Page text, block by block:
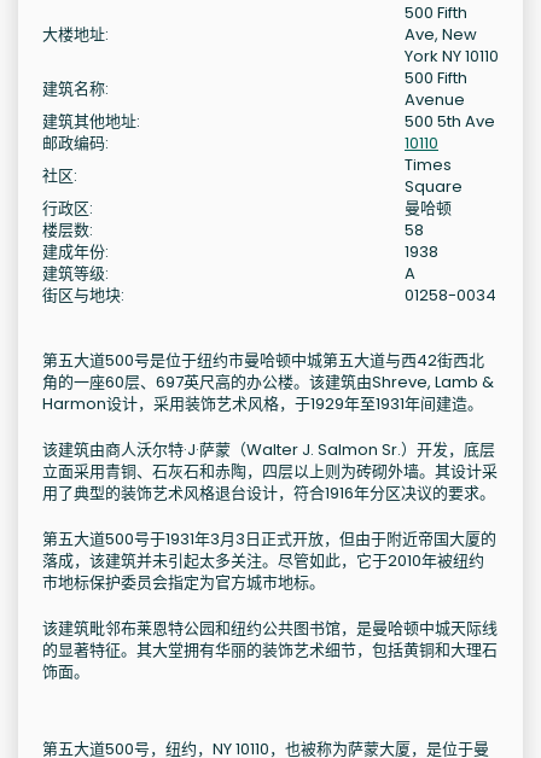
大楼地址:
500 Fifth
Ave, New
York NY 10110
建筑名称:
500 Fifth
Avenue
建筑其他地址:
500 5th Ave
邮政编码:
10110
社区:
Times
Square
行政区:
曼哈顿
楼层数:
58
建成年份:
1938
建筑等级:
A
街区与地块:
01258-0034
第五大道500号是位于纽约市曼哈顿中城第五大道与西42街西北
角的一座60层、697英尺高的办公楼。该建筑由Shreve, Lamb &
Harmon设计，采用装饰艺术风格，于1929年至1931年间建造。
该建筑由商人沃尔特·J·萨蒙（Walter J. Salmon Sr.）开发，底层
立面采用青铜、石灰石和赤陶，四层以上则为砖砌外墙。其设计采
用了典型的装饰艺术风格退台设计，符合1916年分区决议的要求。
第五大道500号于1931年3月3日正式开放，但由于附近帝国大厦的
落成，该建筑并未引起太多关注。尽管如此，它于2010年被纽约
市地标保护委员会指定为官方城市地标。
该建筑毗邻布莱恩特公园和纽约公共图书馆，是曼哈顿中城天际线
的显著特征。其大堂拥有华丽的装饰艺术细节，包括黄铜和大理石
饰面。
第五大道500号，纽约，NY 10110，也被称为萨蒙大厦，是位于曼